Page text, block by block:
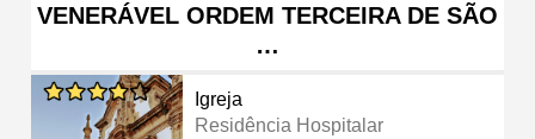
VENERÁVEL ORDEM TERCEIRA DE SÃO
…
Igreja
Residência Hospitalar